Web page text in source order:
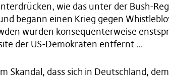
wie das unter der Bush-
begann einen Krieg gegen
wurden konsequenterweise
der US-Demokraten entfernt …
Skandal, dass sich in Deutschland,